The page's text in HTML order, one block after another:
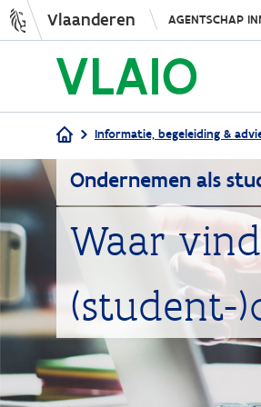
Vlaanderen AGENTSCHAP
Kruimelpad
Informatie, begeleiding &
Ondernemen als
Waar
(student-